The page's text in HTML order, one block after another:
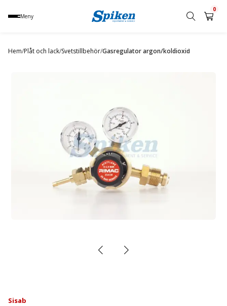
Meny
namn,
0
Hem/Plåt och lack/Svetstillbehör/Gasregulator argon/koldioxid
Sisab